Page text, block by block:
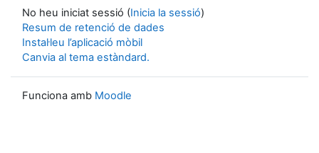
No heu iniciat sessió (Inicia la sessió)
Resum de retenció de dades
Instal·leu l’aplicació mòbil
Canvia al tema estàndard.
Funciona amb Moodle